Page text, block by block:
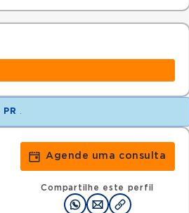
PR
Agende uma consulta
Compartilhe este perfil